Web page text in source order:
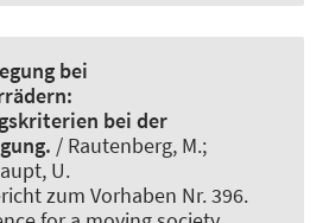
bei
bei der
/ Rautenberg, M.;
U.
zum Vorhaben Nr. 396.